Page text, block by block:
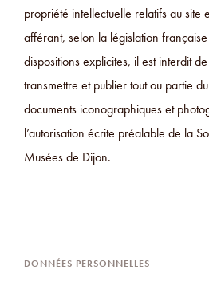
propriété intellectuelle relatifs au site
afférant, selon la législation
dispositions explicites, il est interdit
transmettre et publier tout ou partie
documents iconographiques et
l’autorisation écrite préalable de la
Musées de Dijon.
DONNÉES PERSONNELLES